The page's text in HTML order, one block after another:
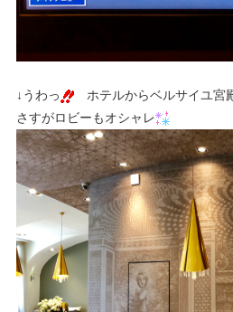
↓うわっ
ホテルからベルサイユ宮
さすがロビーもオシャレ